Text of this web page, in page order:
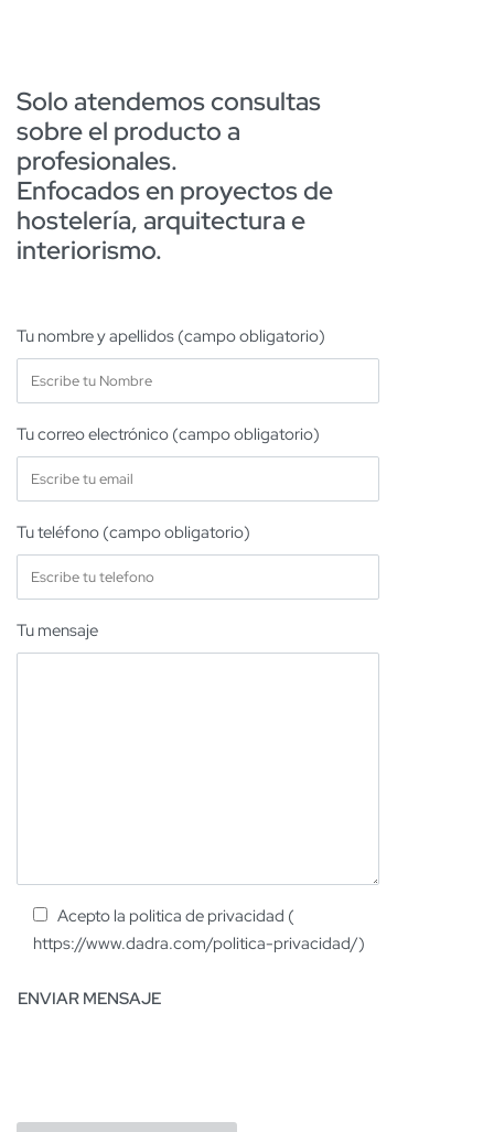
Solo atendemos consultas
sobre el producto a
profesionales.
Enfocados en proyectos de
hostelería, arquitectura e
interiorismo.
Tu nombre y apellidos (campo obligatorio)
Tu correo electrónico (campo obligatorio)
Tu teléfono (campo obligatorio)
Tu mensaje
Acepto la politica de privacidad (
https://www.dadra.com/politica-privacidad/)